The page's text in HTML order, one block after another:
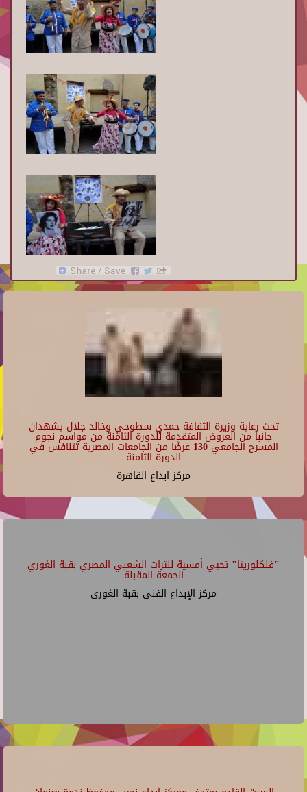
تحت رعاية وزيرة الثقافة حمدي سطوحي وخالد جلال يشهدان
جانبا من العروض المتقدمة للدورة الثامنة من مواسم نجوم
المسرح الجامعي 130 عرضًا من الجامعات المصرية تتنافس في
الدورة الثامنة
مركز ابداع القاهرة
"فلكلوريتا" تحيي أمسية للتراث الشعبي المصري بقبة الغوري
الجمعة المقبلة
مركز الإبداع الفنى بقبة الغورى